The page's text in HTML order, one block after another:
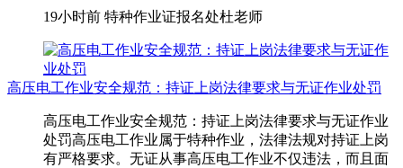
19小时前 特种作业证报名处杜老师
高压电工作业安全规范：持证上岗法律要求与无证作业处罚
高压电工作业安全规范：持证上岗法律要求与无证作业
处罚高压电工作业属于特种作业，法律法规对持证上岗
有严格要求。无证从事高压电工作业不仅违法，而且面